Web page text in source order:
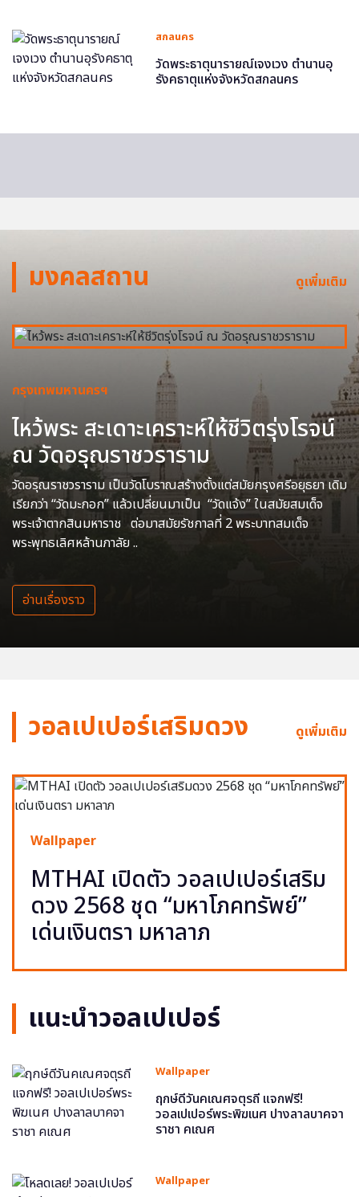
สกลนคร
วัดพระธาตุนารายณ์เจงเวง ตำนานอุ
รังคธาตุแห่งจังหวัดสกลนคร
มงคลสถาน ดูเพิ่มเติม
กรุงเทพมหานครฯ
ไหว้พระ สะเดาะเคราะห์ให้ชีวิตรุ่งโรจน์
ณ วัดอรุณราชวราราม
วัดอรุณราชวราราม เป็นวัดโบราณสร้างตั้งแต่สมัยกรุงศรีอยุธยา เดิม
เรียกว่า “วัดมะกอก” แล้วเปลี่ยนมาเป็น “วัดแจ้ง” ในสมัยสมเด็จ
พระเจ้าตากสินมหาราช ต่อมาสมัยรัชกาลที่ 2 พระบาทสมเด็จ
พระพุทธเลิศหล้านภาลัย ..
อ่านเรื่องราว
วอลเปเปอร์เสริมดวง ดูเพิ่มเติม
Wallpaper
MTHAI เปิดตัว วอลเปเปอร์เสริม
ดวง 2568 ชุด “มหาโภคทรัพย์”
เด่นเงินตรา มหาลาภ
แนะนำวอลเปเปอร์
Wallpaper
ฤกษ์ดีวันคเณศจตุรถี แจกฟรี!
วอลเปเปอร์พระพิฆเนศ ปางลาลบาคจา
ราชา คเณศ
Wallpaper